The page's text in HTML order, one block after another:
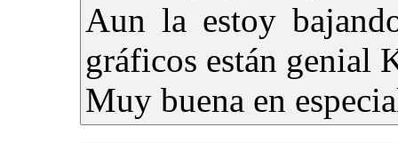
Aun la estoy
gráficos están genial
Muy buena en